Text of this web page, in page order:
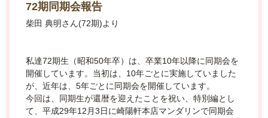
72期同期会報告
柴田 典明さん(72期)より
私達72期生（昭和50年卒）は、卒業10年以降に同期会を
開催しています。当初は、10年ごとに実施していました
が、近年は、5年ごとに同期会を開催しています。
今回は、同期生が還暦を迎えたことを祝い、特別編とし
て、平成29年12月3日に崎陽軒本店マンダリンで同期会